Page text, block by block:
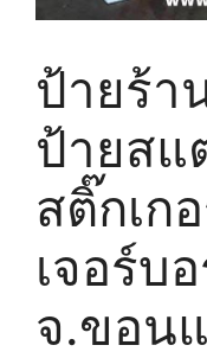
ป้ายร้า
ป้ายสแ
สติ๊กเก
เจอร์บ
จ.ขอน